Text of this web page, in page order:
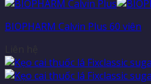
BIOPHARM Calvin Plus 60 viên